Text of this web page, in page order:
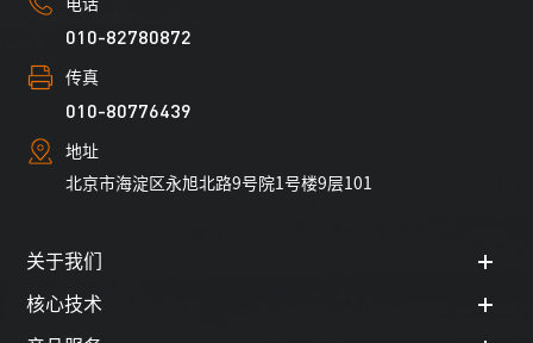
010-82780872
传真
010-80776439
地址
北京市海淀区永旭北路9号院1号楼9层101
关于我们
核心技术